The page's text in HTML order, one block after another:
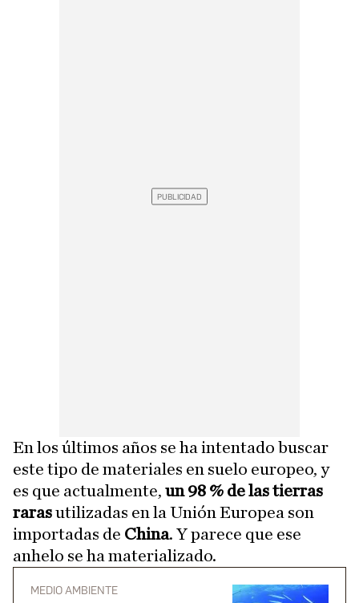
En los últimos años se ha intentado buscar
este tipo de materiales en suelo europeo, y
es que actualmente, un 98 % de las tierras
rarasutilizadas en la Unión Europea son
importadas de China. Y parece que ese
anhelo se ha materializado.
MEDIO AMBIENTE